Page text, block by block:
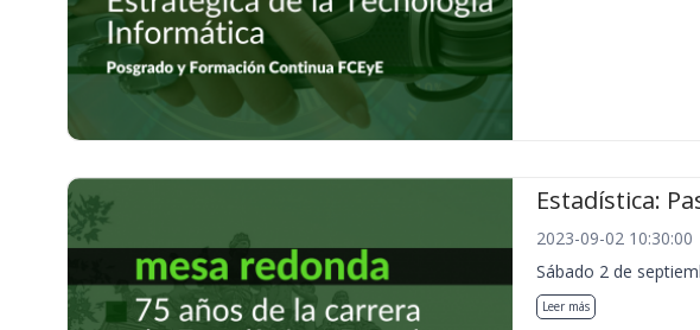
Estadística:
2023-09-02 10:30:00
Sábado 2 de
Leer más